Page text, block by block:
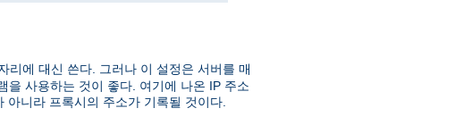
리에 대신 쓴다. 그러나 이 설정은 서버를 매
을 사용하는 것이 좋다. 여기에 나온 IP 주소
니라 프록시의 주소가 기록될 것이다.